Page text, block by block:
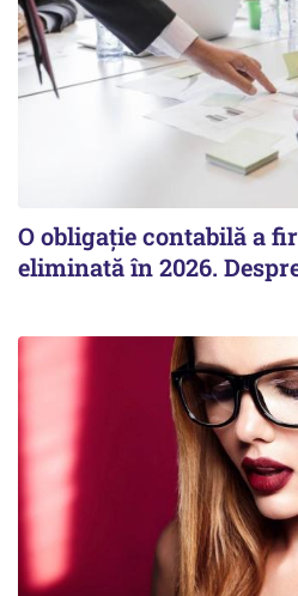
O obligație contabilă a
eliminată în 2026.